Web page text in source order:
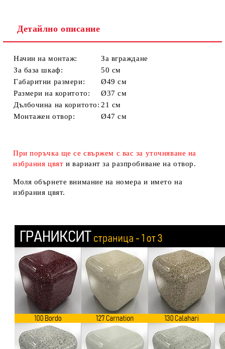
Ние ще се свържем с вас в рамките на работния ден.
Детайлно описание
Начин на монтаж:
За вграждане
За база шкаф:
50 см
Габаритни размери:
Ø49 см
Размери на коритото:
Ø37 см
Дълбочина на коритото: 21 см
Монтажен отвор:
Ø47 см
При поръчка ще се свържем с вас за уточняване на
избрания цвят и вариант за разпробиване на отвор.
Моля обърнете внимание на номера и името на
избрания цвят.